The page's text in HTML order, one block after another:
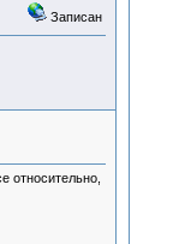
Записан
относительно,